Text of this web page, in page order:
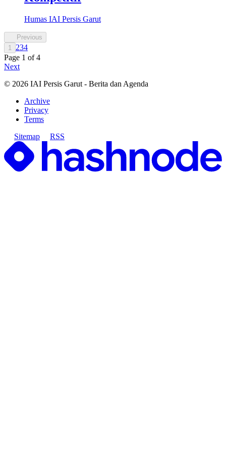
Humas IAI Persis Garut
Previous
1 234
Page 1 of4
Next
© 2026 IAI Persis Garut - Berita dan Agenda
Archive
Privacy
Terms
Sitemap
RSS